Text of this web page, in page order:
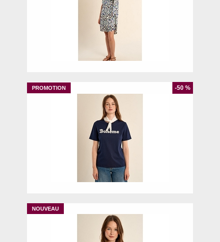
XS
-50 %
XS S M